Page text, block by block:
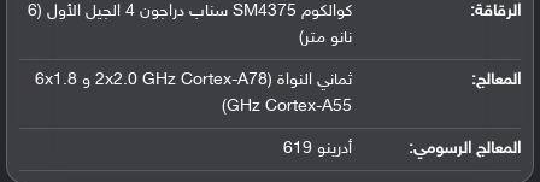
الرقاقة:
كوالكوم SM4375 سناب دراجون 4 الجيل الأول (6
نانو متر)
المعالج:
ثماني النواة (2x2.0 GHz Cortex-A78 و 6x1.8
GHz Cortex-A55)
المعالج الرسومي: أدرينو 619